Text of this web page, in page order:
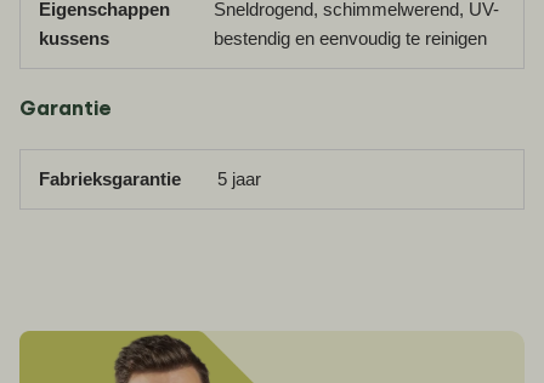
Eigenschappen
kussens
Sneldrogend, schimmelwerend, UV-
bestendig en eenvoudig te reinigen
Garantie
Fabrieksgarantie 5 jaar